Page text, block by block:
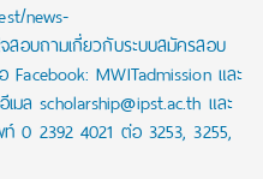
news-
สอบถามเกี่ยวกับระบบสมัครสอบ
Facebook: MWITadmission และ
ล scholarship@ipst.ac.th และ
0 2392 4021 ต่อ 3253, 3255,